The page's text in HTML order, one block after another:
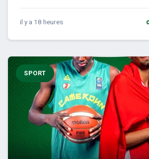
il y a 18 heures
SPORT